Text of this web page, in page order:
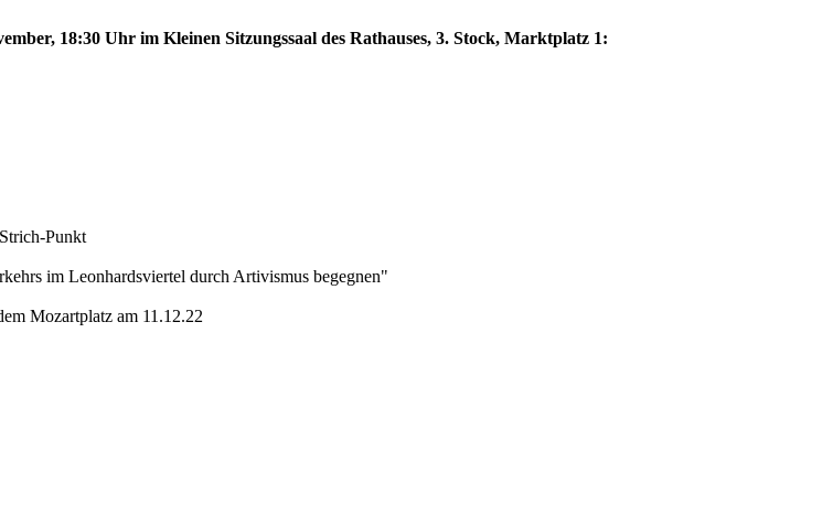
18:30 Uhr im Kleinen Sitzungssaal des Rathauses, 3. Stock, Marktplatz 1:
Punkt
im Leonhardsviertel durch Artivismus begegnen"
Mozartplatz am 11.12.22